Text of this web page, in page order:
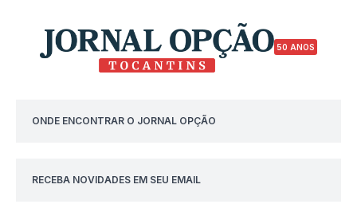
50 ANOS
ONDE ENCONTRAR O JORNAL OPÇÃO
RECEBA NOVIDADES EM SEU EMAIL